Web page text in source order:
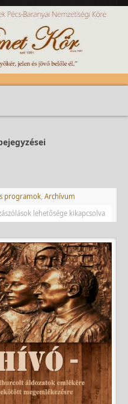
programok, Archívum
lehetősége kikapcsolva